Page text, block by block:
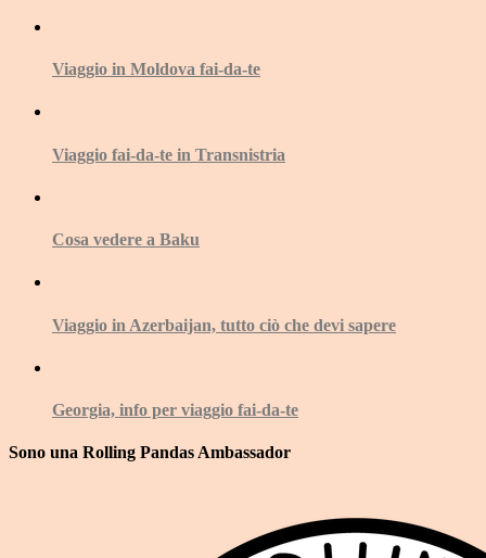
Viaggio in Moldova fai-da-te
Viaggio fai-da-te in Transnistria
Cosa vedere a Baku
Viaggio in Azerbaijan, tutto ciò che devi sapere
Georgia, info per viaggio fai-da-te
Sono una Rolling Pandas Ambassador